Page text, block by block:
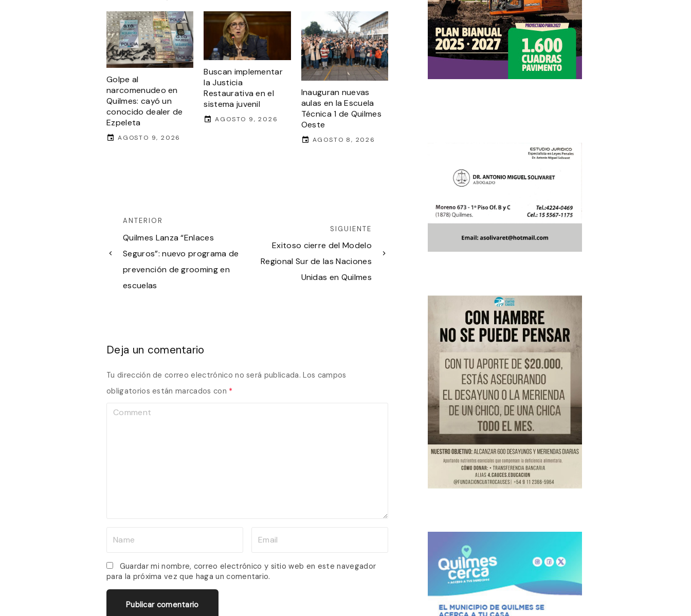
Golpe al
narcomenudeo en
Quilmes: cayó un
conocido dealer de
Ezpeleta
AGOSTO 9, 2026
Buscan implementar
la Justicia
Restaurativa en el
sistema juvenil
AGOSTO 9, 2026
Inauguran nuevas
aulas en la Escuela
Técnica 1 de Quilmes
Oeste
AGOSTO 8, 2026
ANTERIOR
Quilmes Lanza “Enlaces
Seguros”: nuevo programa de
prevención de grooming en
escuelas
SIGUIENTE
Exitoso cierre del Modelo
Regional Sur de las Naciones
Unidas en Quilmes
Deja un comentario
Tu dirección de correo electrónico no será publicada. Los campos
obligatorios están marcados con *
m
e
a
i
Guardar mi nombre, correo electrónico y sitio web en este navegador
para la próxima vez que haga un comentario.